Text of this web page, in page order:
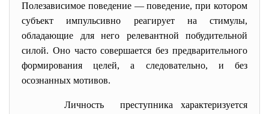
Полезависимое поведение —поведение, при котором
субъект импульсивно реагирует на стимулы,
обладающие для него релевантной побудительной
силой. Оно часто совершается без предварительного
формирования целей,а следовательно, и без
осознанных мотивов.
Личность преступника характеризуется